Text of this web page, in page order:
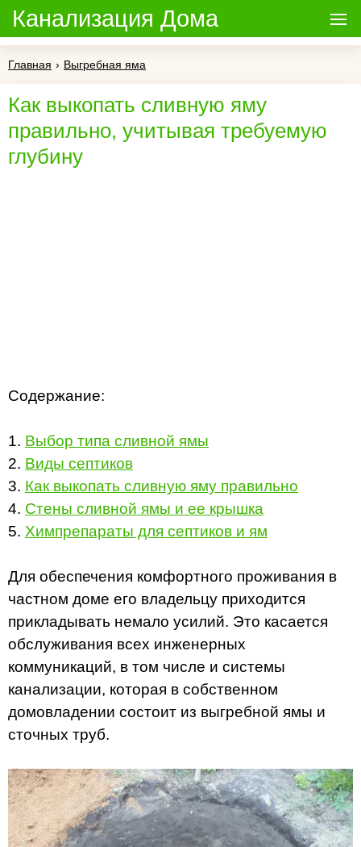
Канализация Дома
Главная › Выгребная яма
Как выкопать сливную яму
правильно, учитывая требуемую
глубину
Содержание:
1. Выбор типа сливной ямы
2. Виды септиков
3. Как выкопать сливную яму правильно
4. Стены сливной ямы и ее крышка
5. Химпрепараты для септиков и ям
Для обеспечения комфортного проживания в
частном доме его владельцу приходится
прикладывать немало усилий. Это касается
обслуживания всех инженерных
коммуникаций, в том числе и системы
канализации, которая в собственном
домовладении состоит из выгребной ямы и
сточных труб.